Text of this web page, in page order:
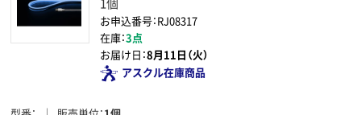
お申込番号：RJ08317
在庫：3点
お届け日：8月11日（火）
アスクル在庫商品